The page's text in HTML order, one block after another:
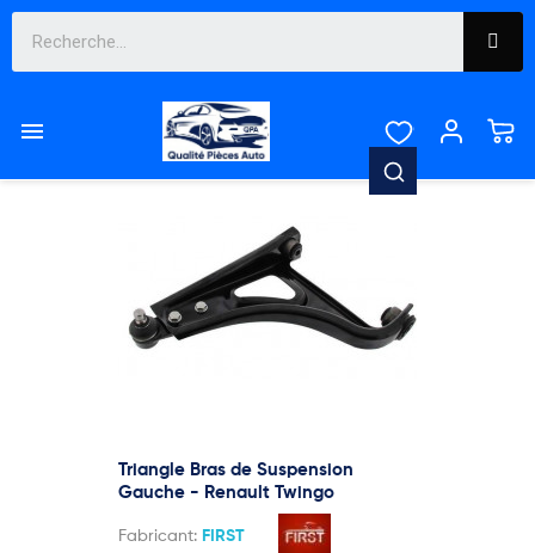


Affichage 13-22 de 22 article(s)
Triangle Bras de Suspension
Gauche - Renault Twingo
Fabricant: FIRST